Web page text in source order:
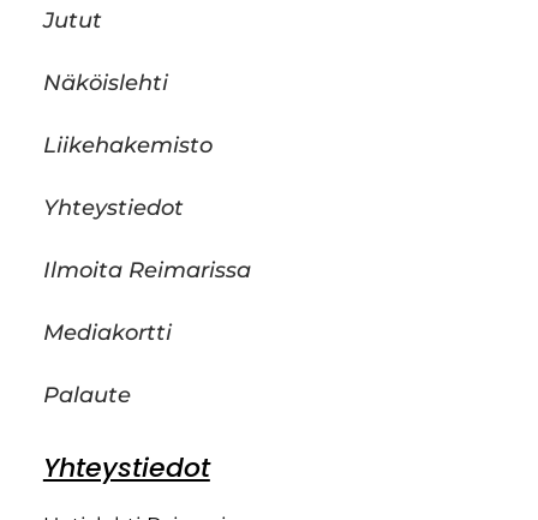
Jutut
Näköislehti
Liikehakemisto
Yhteystiedot
Ilmoita Reimarissa
Mediakortti
Palaute
Yhteystiedot